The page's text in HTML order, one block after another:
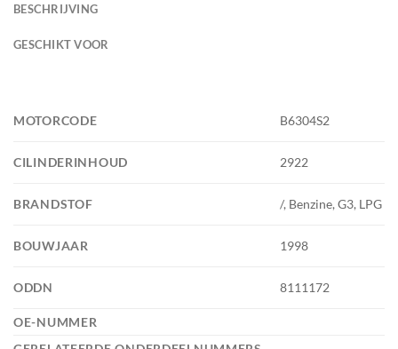
BESCHRIJVING
GESCHIKT VOOR
MOTORCODE B6304S2
CILINDERINHOUD 2922
BRANDSTOF /, Benzine, G3, LPG
BOUWJAAR 1998
ODDN 8111172
OE-NUMMER